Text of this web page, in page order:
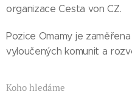
organizace Cesta von CZ.
Pozice Omamy je
vyloučených komunit a
Koho hledáme